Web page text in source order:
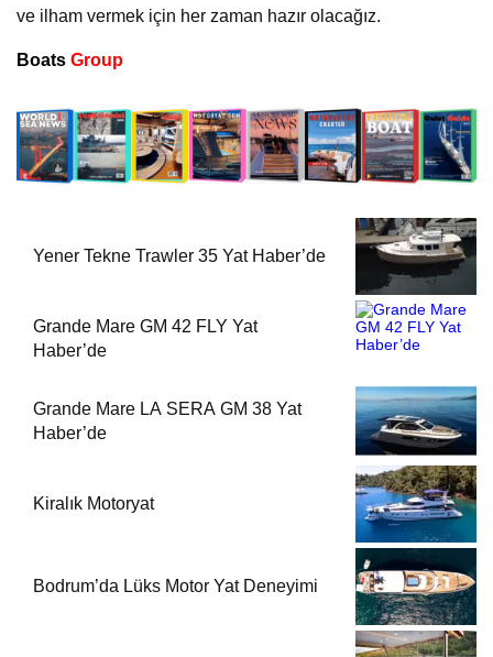
ve ilham vermek için her zaman hazır olacağız.
Boats Group
Yener Tekne Trawler 35 Yat Haber’de
Grande Mare GM 42 FLY Yat
Haber’de
Grande Mare LA SERA GM 38 Yat
Haber’de
Kiralık Motoryat
Bodrum’da Lüks Motor Yat Deneyimi